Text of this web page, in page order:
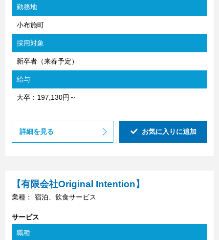
勤務地
小布施町
採用対象
新卒者（来春予定）
給与
大卒：197,130円～
詳細を見る お気に入りに追加
【有限会社Original Intention】
業種： 宿泊、飲食サービス
サービス
職種